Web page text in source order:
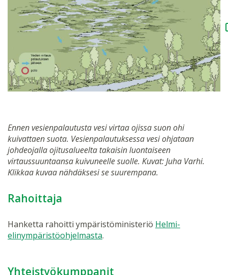
Ennen vesienpalautusta vesi virtaa ojissa suon ohi
kuivattaen suota. Vesienpalautuksessa vesi ohjataan
johdeojalla ojitusalueelta takaisin luontaiseen
virtaussuuntaansa kuivuneelle suolle. Kuvat: Juha Varhi.
Klikkaa kuvaa nähdäksesi se suurempana.
Rahoittaja
Hanketta rahoitti ympäristöministeriö Helmi-
elinympäristöohjelmasta.
Yhteistyökumppanit